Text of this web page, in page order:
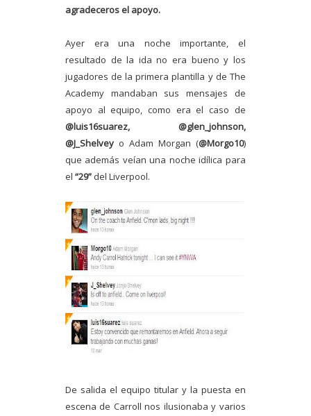
agradeceros el apoyo.
Ayer era una noche importante, el
resultado de la ida no era bueno y los
jugadores de la primera plantilla y de The
Academy mandaban sus mensajes de
apoyo al equipo, como era el caso de
@luis16suarez, @glen_johnson,
@J_Shelvey o Adam Morgan (@Morgo10)
que además veían una noche idílica para
el “29” del Liverpool.
De salida el equipo titular y la puesta en
escena de Carroll nos ilusionaba y varios